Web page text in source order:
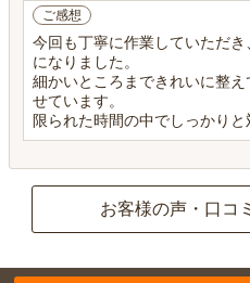
ご感想
今回も丁寧に作業していただ
になりました。
細かいところまできれいに整
せています。
限られた時間の中でしっかり
お客様の声・口コ